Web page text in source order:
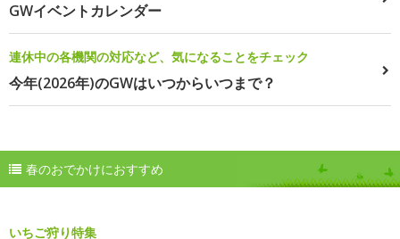
GWイベントカレンダー
連休中の各機関の対応など、気になることをチェック
今年(2026年)のGWはいつからいつまで？
春のおでかけにおすすめ
いちご狩り特集